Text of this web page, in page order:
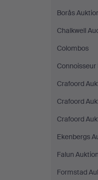
Borås
Chalkwell
Colombos
Crafoord
Crafoord
Crafoord
Ekenbergs
Falun
Formstad